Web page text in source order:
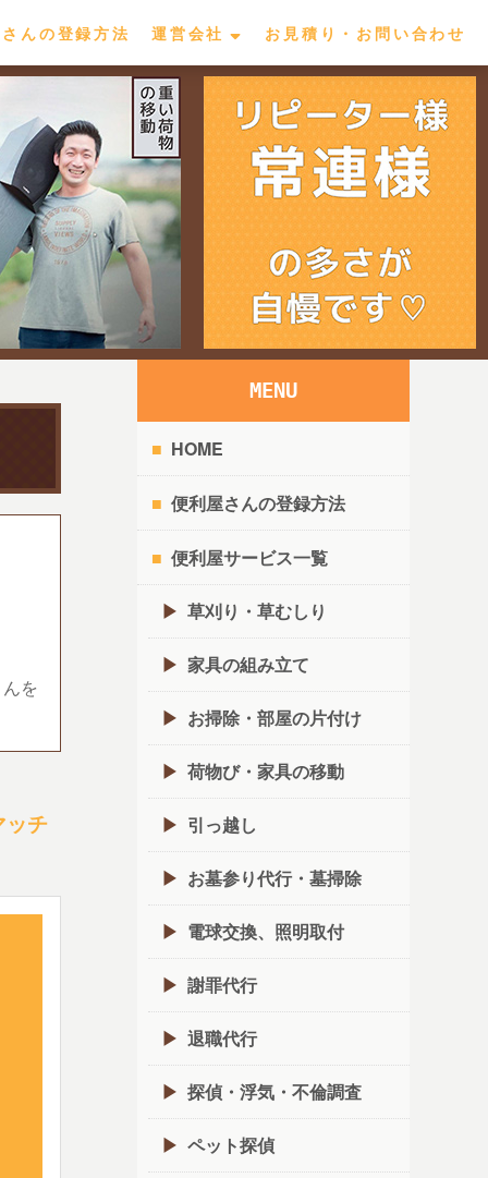
んの登録方法 運営会社 お見積り・お問い合わせ
を
ッチ
MENU
HOME
便利屋さんの登録方法
便利屋サービス一覧
草刈り・草むしり
家具の組み立て
お掃除・部屋の片付け
荷物び・家具の移動
引っ越し
お墓参り代行・墓掃除
電球交換、照明取付
謝罪代行
退職代行
探偵・浮気・不倫調査
ペット探偵